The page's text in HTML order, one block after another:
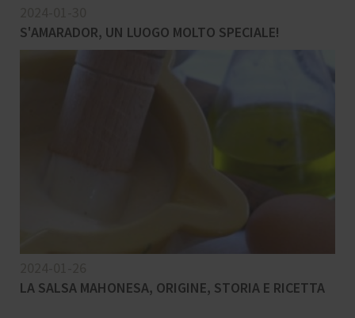
S'AMARADOR, UN LUOGO MOLTO SPECIALE!
LA SALSA MAHONESA, ORIGINE, STORIA E RICETTA